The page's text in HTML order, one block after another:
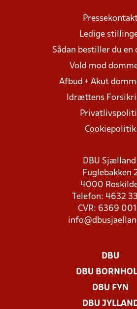
Ledige
Sådan bestiller du en
Vold mod
Afbud + Akut
Idrættens
Cookiepolitik
DBU Sjælland
Fuglebakken
4000
Telefon: 4632
CVR: 6369
DBU
DBU
DBU FYN
DBU